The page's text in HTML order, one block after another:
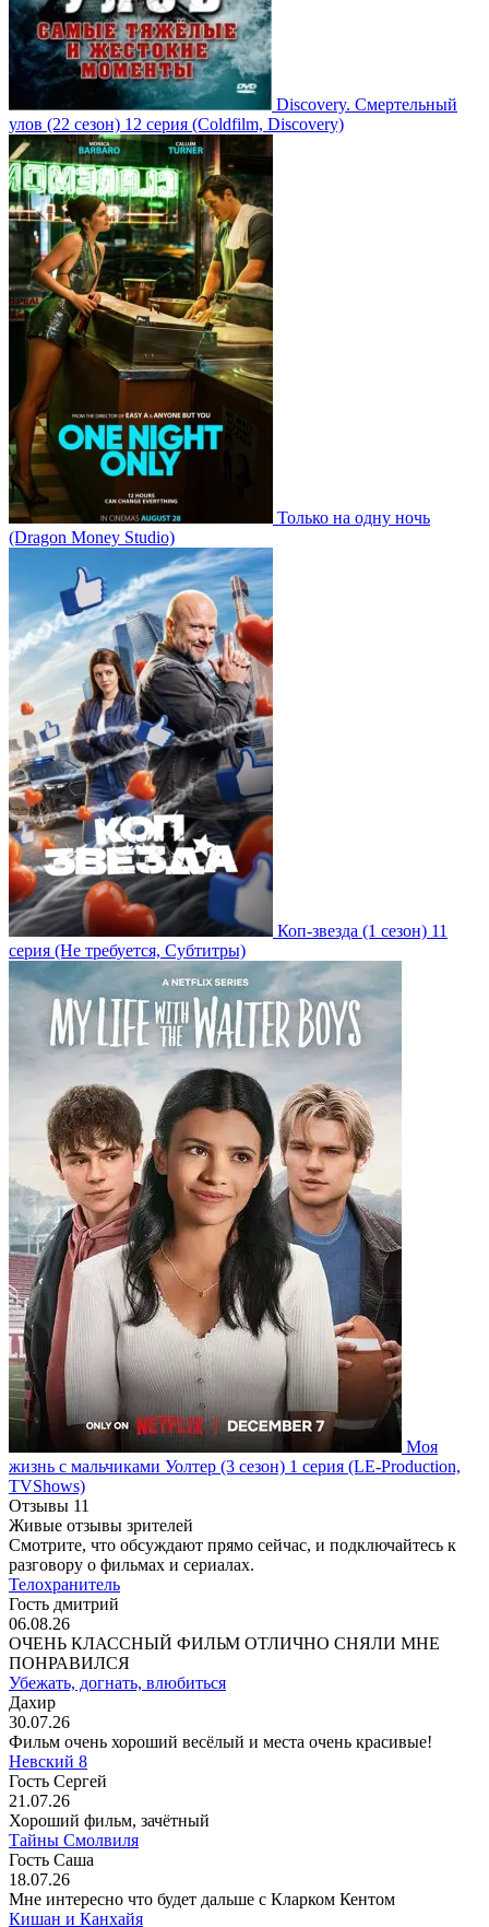
Discovery. Смертельный
улов (22 сезон) 12 серия (Coldfilm, Discovery)
Только на одну ночь
(Dragon Money Studio)
Коп-звезда (1 сезон) 11
серия (Не требуется, Субтитры)
Моя
жизнь с мальчиками Уолтер (3 сезон) 1 серия (LE-Production,
TVShows)
Отзывы 11
Живые отзывы зрителей
Смотрите, что обсуждают прямо сейчас, и подключайтесь к
разговору о фильмах и сериалах.
Телохранитель
Гость дмитрий
06.08.26
ОЧЕНЬ КЛАССНЫЙ ФИЛЬМ ОТЛИЧНО СНЯЛИ МНЕ
ПОНРАВИЛСЯ
Убежать, догнать, влюбиться
Дахир
30.07.26
Фильм очень хороший весёлый и места очень красивые!
Невский 8
Гость Сергей
21.07.26
Хороший фильм, зачётный
Тайны Смолвиля
Гость Саша
18.07.26
Мне интересно что будет дальше с Кларком Кентом
Кишан и Канхайя